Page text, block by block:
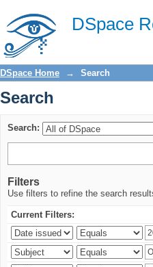
DSpace
Search
DSpace Home → Search
Search
Search:
Filters
Use filters to refine the search
Current Filters: